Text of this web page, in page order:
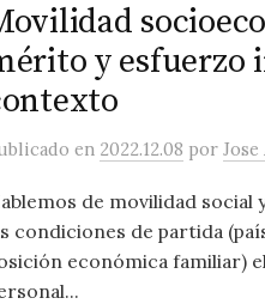
y esfuerzo
en 2022.12.08 por
de movilidad
condiciones de partida
económica familiar)